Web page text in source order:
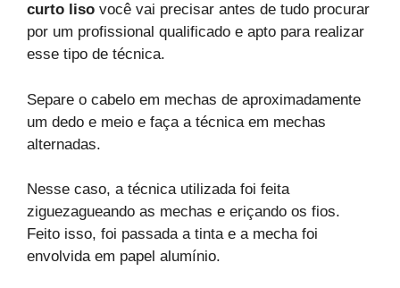
curto liso você vai precisar antes de tudo procurar
por um profissional qualificado e apto para realizar
esse tipo de técnica.
Separe o cabelo em mechas de aproximadamente
um dedo e meio e faça a técnica em mechas
alternadas.
Nesse caso, a técnica utilizada foi feita
ziguezagueando as mechas e eriçando os fios.
Feito isso, foi passada a tinta e a mecha foi
envolvida em papel alumínio.